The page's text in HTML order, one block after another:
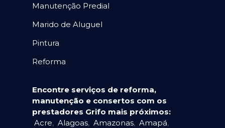
Manutenção Predial
Marido de Aluguel
Pintura
Reforma
Encontre serviços de reforma,
manutenção e consertos com os
prestadores Grifo mais próximos:
Acre, Alagoas, Amazonas, Amapá,